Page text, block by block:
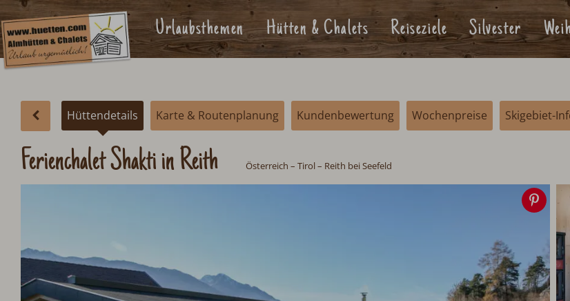
Urlaubsthemen Hütten & Chalets Reiseziele Silvester
Hüttendetails Karte & Routenplanung Kundenbewertung Wochenpreise Skigebiet-
Ferienchalet Shakti in Reith Österreich – Tirol– Reith bei Seefeld